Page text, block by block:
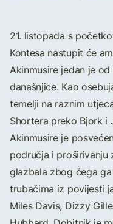
21. listopada s
Kontesa nastupit će
Akinmusire jedan je
današnjice. Kao
temelji na raznim
Shortera preko Bjork i
Akinmusire je
područja i proširivanju
glazbala zbog čega
trubačima iz povijesti
Miles Davis, Dizzy